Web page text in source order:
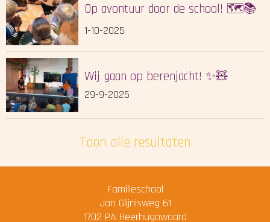
Op avontuur door de school! 🗺️📚
1-10-2025
Wij gaan op berenjacht! ✨🧸
29-9-2025
Toon alle resultaten
Familieschool
Jan Glijnisweg 61
1702 PA Heerhugowaard